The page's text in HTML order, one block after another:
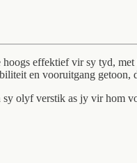
effektief vir sy tyd,
en vooruitgang getoon,
olyf verstik as jy vir hom